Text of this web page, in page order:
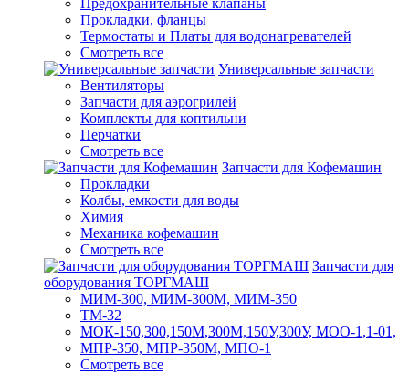
Предохранительные клапаны
Прокладки, фланцы
Термостаты и Платы для водонагревателей
Смотреть все
Универсальные запчасти
Вентиляторы
Запчасти для аэрогрилей
Комплекты для коптильни
Перчатки
Смотреть все
Запчасти для Кофемашин
Прокладки
Колбы, емкости для воды
Химия
Механика кофемашин
Смотреть все
Запчасти для
оборудования ТОРГМАШ
МИМ-300, МИМ-300М, МИМ-350
ТМ-32
МОК-150,300,150М,300М,150У,300У, МОО-1,1-01,
МПР-350, МПР-350М, МПО-1
Смотреть все